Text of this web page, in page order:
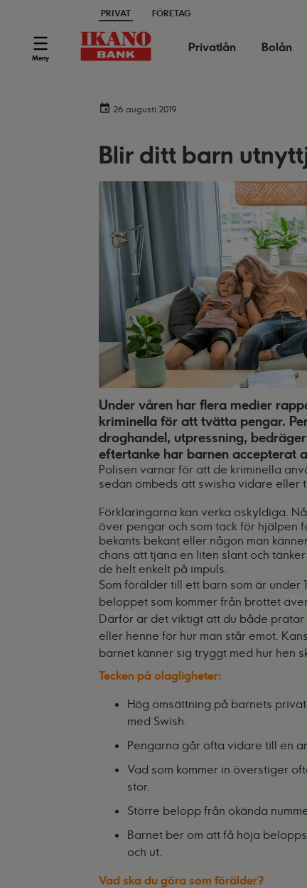
PRIVAT FÖRETAG
Meny
Privatlån Bolån
26 augusti 2019
Blir ditt barn
Under våren har flera medier
kriminella för att tvätta pengar.
droghandel, utpressning,
eftertanke har barnen accepterat
Polisen varnar för att de kriminella
sedan ombeds att swisha vidare eller
Förklaringarna kan verka oskyldiga.
över pengar och som tack för hjälpen
bekants bekant eller någon man
chans att tjäna en liten slant och
de helt enkelt på impuls.
Som förälder till ett barn som är
beloppet som kommer från brottet
Därför är det viktigt att du både
eller henne för hur man står emot.
barnet känner sig tryggt med hur hen
Tecken på olagligheter:
Hög omsättning på barnets
med Swish.
Pengarna går ofta vidare till en
Vad som kommer in överstiger
stor.
Större belopp från okända
Barnet ber om att få höja
och ut.
Vad ska du göra som förälder?